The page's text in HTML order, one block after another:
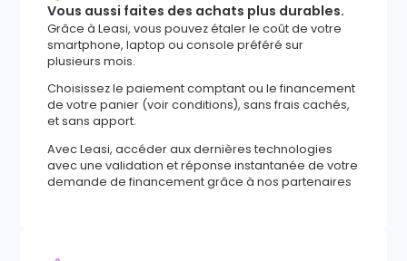
Vous aussi faites des achats plus durables.
Grâce à Leasi, vous pouvez étaler le coût de votre
smartphone, laptop ou console préféré sur
plusieurs mois.
Choisissez le paiement comptant ou le financement
de votre panier (voir conditions), sans frais cachés,
et sans apport.
Avec Leasi, accéder aux dernières technologies
avec une validation et réponse instantanée de votre
demande de financement grâce à nos partenaires